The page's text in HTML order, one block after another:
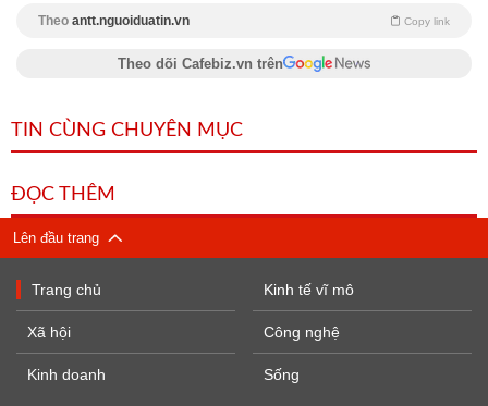
Theo antt.nguoiduatin.vn Copy link
Theo dõi Cafebiz.vn trên
TIN CÙNG CHUYÊN MỤC
ĐỌC THÊM
Lên đầu trang
Trang chủ
Xã hội
Kinh doanh
Kinh tế vĩ mô
Công nghệ
Sống